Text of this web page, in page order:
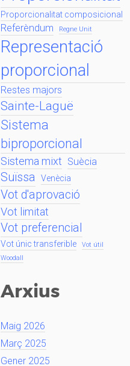
Proporcionalitat composicional
Referèndum Regne Unit
Representació
proporcional
Restes majors
Sainte-Laguë
Sistema
biproporcional
Sistema mixt Suècia
Suïssa Venècia
Vot d'aprovació
Vot limitat
Vot preferencial
Vot únic transferible
Vot útil
Woodall
Arxius
Maig 2026
Març 2025
Gener 2025